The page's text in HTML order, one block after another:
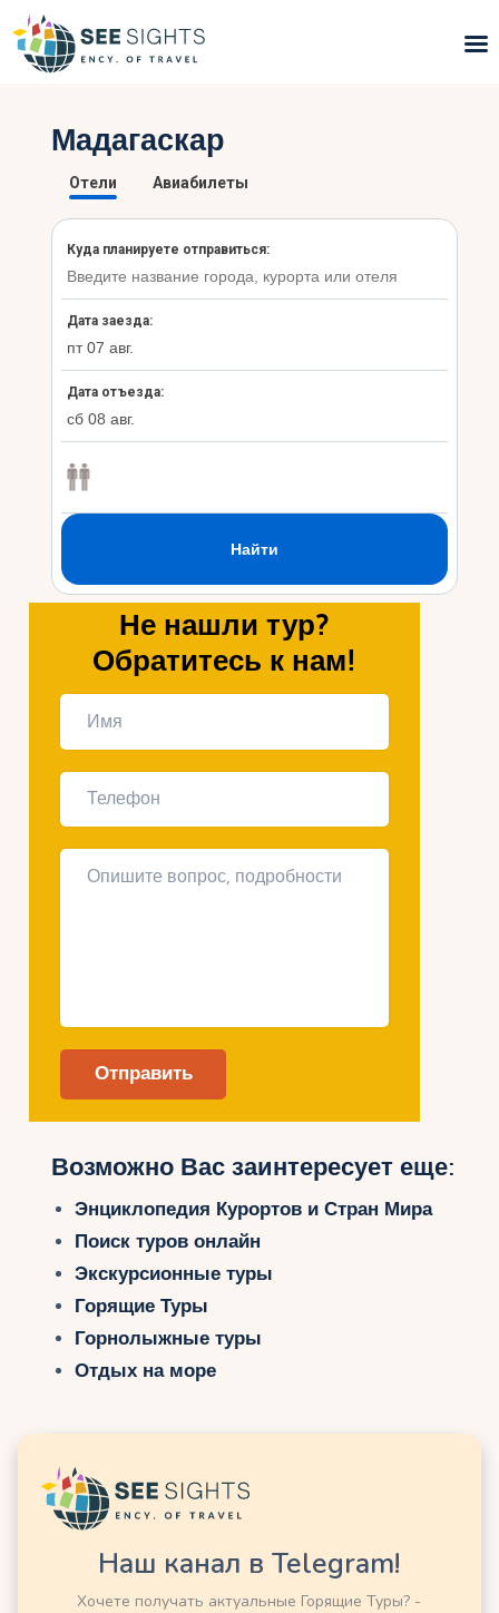
Поиск туров
Горящие туры
Типы Туров
Страны
Инфо
Блог
Контакты
Укр
Ру
Мадагаскар
Не нашли тур?
Обратитесь к нам!
Возможно Вас заинтересует еще:
Энциклопедия Курортов и Стран Мира
Поиск туров онлайн
Экскурсионные туры
Горящие Туры
Горнолыжные туры
Отдых на море
Мадагаскар
Рубрик нет
Наш канал в Telegram!
Хочете получать актуальные Горящие Туры? -